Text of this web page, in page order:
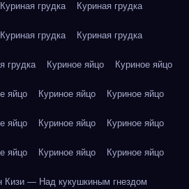
Куриная грудка Куриная грудка
Куриная грудка Куриная грудка
грудка Куриное яйцо Куриное яйцо
яйцо Куриное яйцо Куриное яйцо
яйцо Куриное яйцо Куриное яйцо
яйцо Куриное яйцо Куриное яйцо
Кизи — Над кукушкиным гнездом